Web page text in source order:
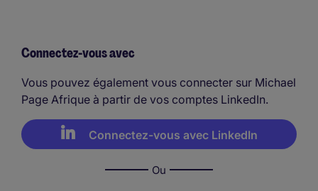
Connectez-vous avec
Vous pouvez également vous connecter sur Michael
Page Afrique à partir de vos comptes LinkedIn.
Connectez-vous avec LinkedIn
Ou